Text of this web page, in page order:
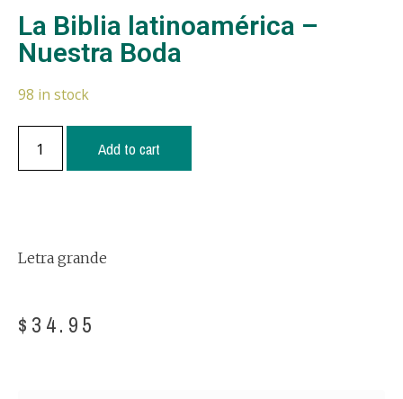
La Biblia latinoamérica –
Nuestra Boda
98 in stock
Add to cart
Letra grande
$ 34.95